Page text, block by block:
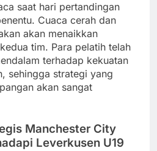
saat hari pertandingan
Cuaca cerah dan
akan menaikkan
tim. Para pelatih telah
terhadap kekuatan
sehingga strategi yang
akan sangat
Manchester City
Leverkusen U19